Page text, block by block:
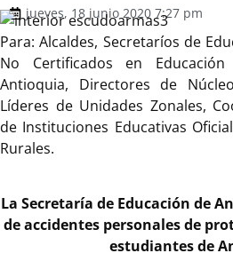
jueves, 18 junio 2020 7:27 pm
Para: Alcaldes, Secretaríos de
No Certificados en
Antioquia, Directores de
Líderes de Unidades Zonales,
de Instituciones Educativas
Rurales.
La Secretaría de Educación de
de accidentes personales de
estudiantes de